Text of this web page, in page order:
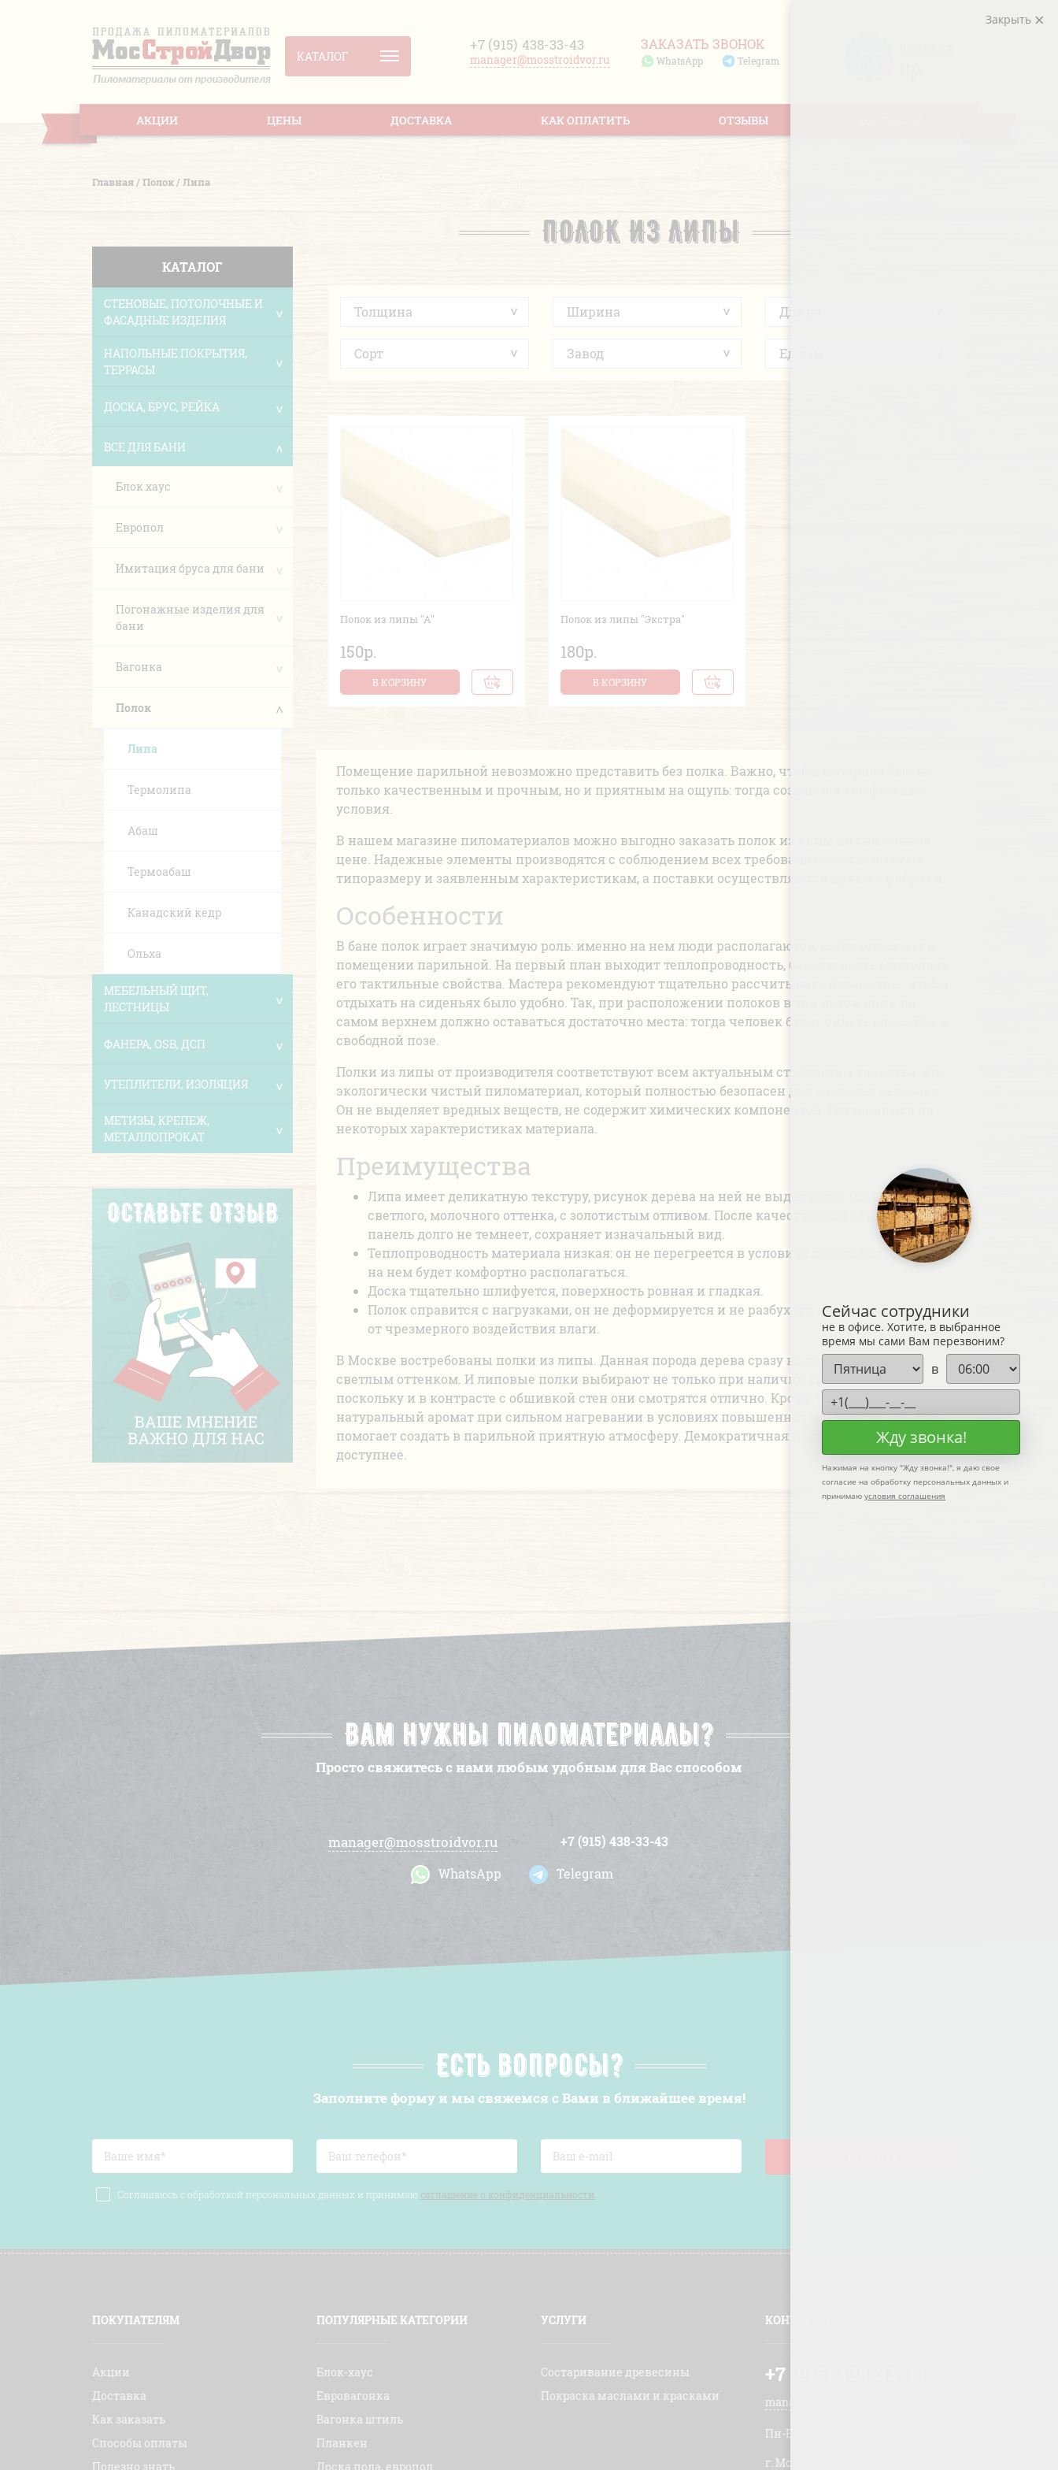
КАТАЛОГ
+7 (915) 438-33-43
manager@mosstroidvor.ru
ЗАКАЗАТЬ ЗВОНОК
WhatsApp Telegram
АКЦИИ ЦЕНЫ ДОСТАВКА КАК ОПЛАТИТЬ ОТЗЫВЫ
Главная/Полок/Липа
ПОЛОК ИЗ ЛИПЫ
КАТАЛОГ
СТЕНОВЫЕ, ПОТОЛОЧНЫЕ И
ФАСАДНЫЕ ИЗДЕЛИЯ
НАПОЛЬНЫЕ ПОКРЫТИЯ,
ТЕРРАСЫ
ДОСКА, БРУС, РЕЙКА
ВСЕ ДЛЯ БАНИ
Блок хаус
Европол
Имитация бруса для бани
Погонажные изделия для
бани
Вагонка
Полок
Липа
Термолипа
Абаш
Термоабаш
Канадский кедр
Ольха
МЕБЕЛЬНЫЙ ЩИТ,
ЛЕСТНИЦЫ
ФАНЕРА, OSB, ДСП
УТЕПЛИТЕЛИ, ИЗОЛЯЦИЯ
МЕТИЗЫ, КРЕПЕЖ,
МЕТАЛЛОПРОКАТ
Полок из липы "А"
150р.
В КОРЗИНУ
Полок из липы "Экстра"
180р.
В КОРЗИНУ
Помещение парильной невозможно представить без полка. Важно, чтобы материал был не
только качественным и прочным, но и приятным на ощупь: тогда создаются комфортные
условия.
В нашем магазине пиломатериалов можно выгодно заказать полок из липы по сниженной
цене. Надежные элементы производятся с соблюдением всех требований, соответствуют
типоразмеру и заявленным характеристикам, а поставки осуществляются прямо с фабрики.
Особенности
В бане полок играет значимую роль: именно на нем люди располагаются, когда отдыхают в
помещении парильной. На первый план выходит теплопроводность, безопасность материала,
его тактильные свойства. Мастера рекомендуют тщательно рассчитывать параметры, чтобы
отдыхать на сиденьях было удобно. Так, при расположении полоков в три яруса, даже на
самом верхнем должно оставаться достаточно места: тогда человек будет сидеть спокойно, в
свободной позе.
Полки из липы от производителя соответствуют всем актуальным стандартам качества. Это
экологически чистый пиломатериал, который полностью безопасен для здоровья человека.
Он не выделяет вредных веществ, не содержит химических компонентов. Остановимся на
некоторых характеристиках материала.
Преимущества
Липа имеет деликатную текстуру, рисунок дерева на ней не выделяется. Поверхность
светлого, молочного оттенка, с золотистым отливом. После качественной обработки
панель долго не темнеет, сохраняет изначальный вид.
Теплопроводность материала низкая: он не перегреется в условиях парильной, поэтому
на нем будет комфортно располагаться.
Доска тщательно шлифуется, поверхность ровная и гладкая.
Полок справится с нагрузками, он не деформируется и не разбухает, не перекашивается
от чрезмерного воздействия влаги.
В Москве востребованы полки из липы. Данная порода дерева сразу выделяется своим
светлым оттенком. И липовые полки выбирают не только при наличии светлой отделки,
поскольку и в контрасте с обшивкой стен они смотрятся отлично. Кроме того, липа выделяет
натуральный аромат при сильном нагревании в условиях повышенной влажности, что тоже
помогает создать в парильной приятную атмосферу. Демократичная цена делает материал
доступнее.
Вам нужны пиломатериалы?
Просто свяжитесь с нами любым удобным для Вас способом
manager@mosstroidvor.ru
+7 (915) 438-33-43
WhatsApp
Telegram
Есть вопросы?
Заполните форму и мы свяжемся с Вами в ближайшее время!
Соглашаюсь с обработкой персональных данных и принимаю соглашение о конфиденциальности
ПОКУПАТЕЛЯМ
Акции
Доставка
Как заказать
Способы оплаты
Полезно знать
ПОПУЛЯРНЫЕ КАТЕГОРИИ
Блок-хаус
Евровагонка
Вагонка штиль
Планкен
Доска пола, европол
УСЛУГИ
Состаривание древесины
Покраска маслами и красками
КОНТАКТЫ
+7 (915) 438-33-43
manager@mosstroidvor.ru
Пн-Вс c 9 до 19
г. Москва, Рублевское шоссе, дом
Закрыть
Сейчас сотрудники
не в офисе. Хотите, в выбранное
время мы сами Вам перезвоним?
в
Жду звонка!
Нажимая на кнопку "Жду звонка!", я даю свое
согласие на обработку персональных данных и
принимаю условия соглашения